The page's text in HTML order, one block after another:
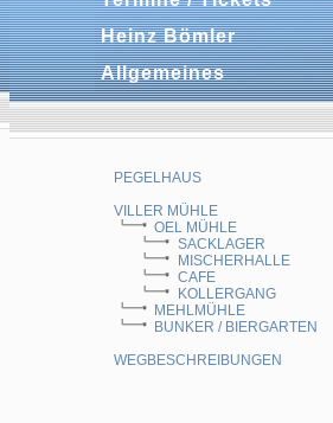
Heinz Bömler
Allgemeines
PEGELHAUS
VILLER MÜHLE
OEL MÜHLE
SACKLAGER
MISCHERHALLE
CAFE
KOLLERGANG
MEHLMÜHLE
BUNKER / BIERGARTEN
WEGBESCHREIBUNGEN